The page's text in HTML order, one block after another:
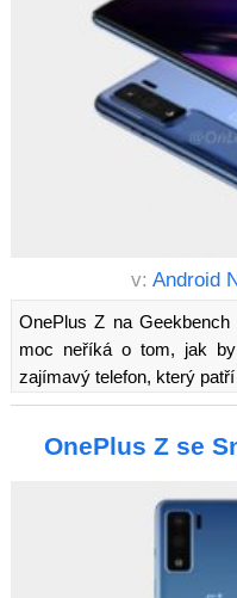
v: Android
OnePlus Z na
moc neříká o tom, jak
zajímavý telefon, který
OnePlus Z se